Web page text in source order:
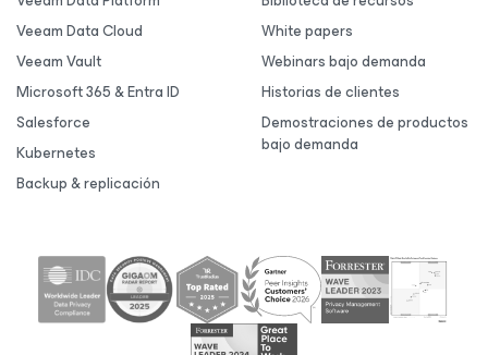
Veeam Data Cloud
Veeam Vault
Microsoft 365 & Entra ID
Salesforce
Kubernetes
Backup & replicación
White papers
Webinars bajo demanda
Historias de clientes
Demostraciones de productos
bajo demanda